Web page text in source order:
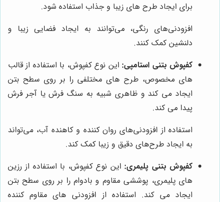
برای ایجاد طرح های زیبا و جذاب استفاده شود.
افزودنی‌های رنگی، می‌توانند به ایجاد فضایی زیبا و
دلنشین کمک کنند.
کفپوش بتنی استامپی: این نوع کفپوش، با استفاده از قالب
های مخصوص، طرح های مختلفی را بر روی سطح بتن
ایجاد می کند و ظاهری شبیه به سنگ فرش یا آجر فرش
پیدا می کند.
استفاده از افزودنی‌های روان کننده و کاهنده آب، می‌تواند
به ایجاد طرح‌های دقیق و زیبا کمک کند.
کفپوش بتنی پلیمری: این نوع کفپوش، با استفاده از رزین
های پلیمری، پوششی مقاوم و بادوام را بر روی سطح بتن
ایجاد می کند. استفاده از افزودنی های مقاوم کننده